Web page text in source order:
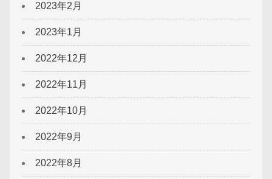
2023年2月
2023年1月
2022年12月
2022年11月
2022年10月
2022年9月
2022年8月